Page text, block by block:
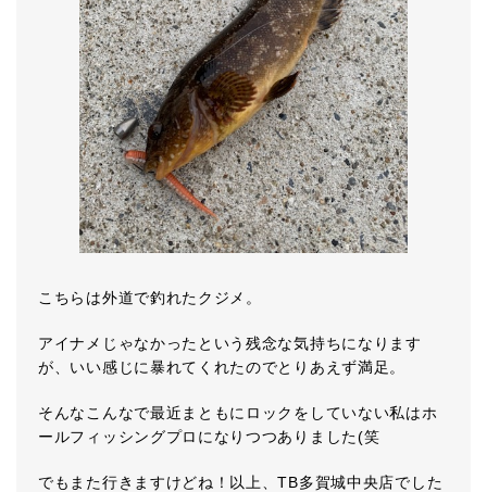
こちらは外道で釣れたクジメ。
アイナメじゃなかったという残念な気持ちになります
が、いい感じに暴れてくれたのでとりあえず満足。
そんなこんなで最近まともにロックをしていない私はホ
ールフィッシングプロになりつつありました(笑
でもまた行きますけどね！以上、TB多賀城中央店でした